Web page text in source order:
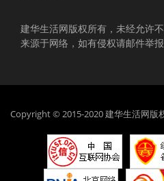
建华生活网版权所有，未经允许
来源于网络，如有侵权请邮件举报
Copyright © 2015-2020 建华生活网版